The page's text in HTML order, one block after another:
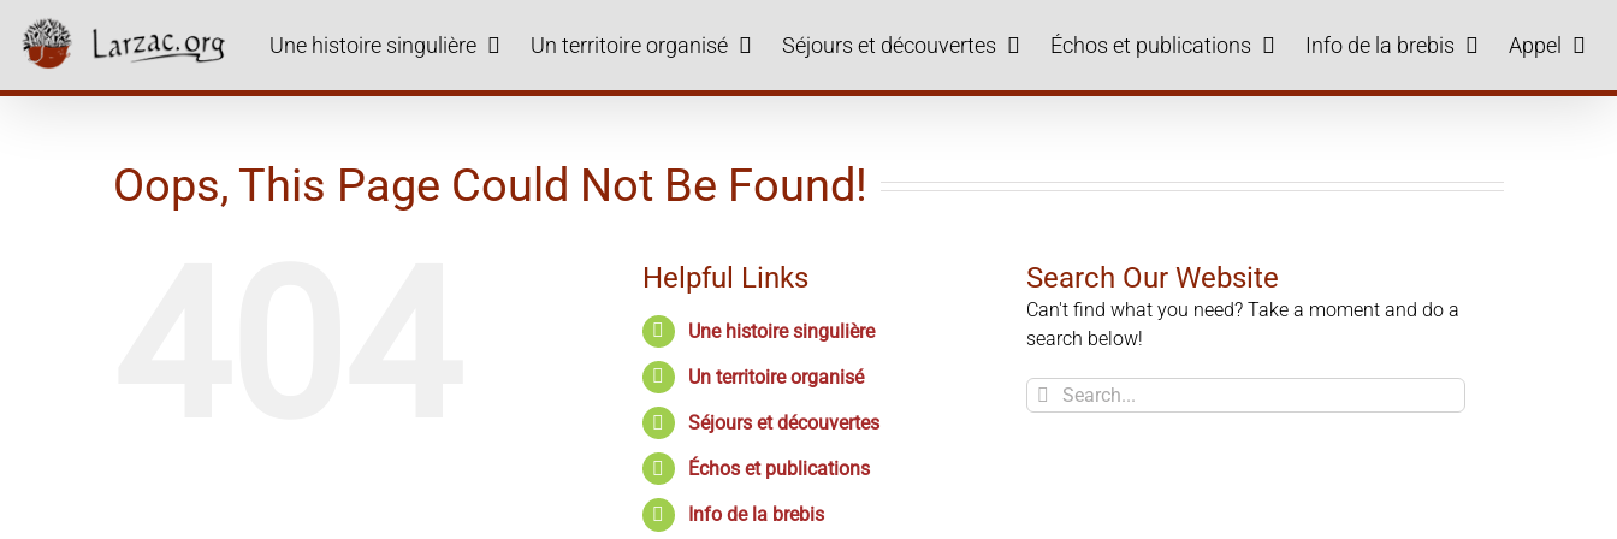
content
Une histoire singulière Un territoire organisé Séjours et découvertes Échos et publications Info de la brebis Appel
Oops, This Page Could Not Be Found!
Helpful Links
Une histoire singulière
Un territoire organisé
Séjours et découvertes
Échos et publications
Info de la brebis
Search Our Website
Can't find what you need? Take a moment and do a
search below!
Search
for: